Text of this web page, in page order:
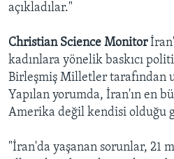
açıkladılar."
Christian Science Monitor
kadınlara yönelik baskıcı
Birleşmiş Milletler tarafından
Yapılan yorumda, İran'ın en
Amerika değil kendisi olduğu
"İran'da yaşanan sorunlar, 21